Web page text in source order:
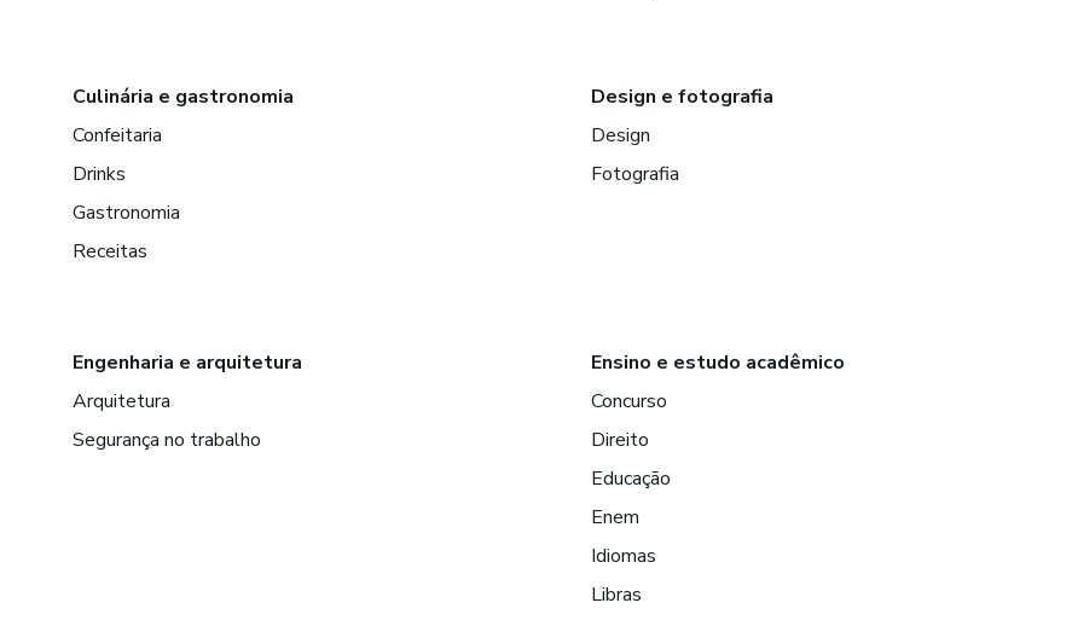
Culinária e gastronomia
Confeitaria
Drinks
Gastronomia
Receitas
Design e fotografia
Design
Fotografia
Engenharia e arquitetura
Arquitetura
Segurança no trabalho
Ensino e estudo acadêmico
Concurso
Direito
Educação
Enem
Idiomas
Libras